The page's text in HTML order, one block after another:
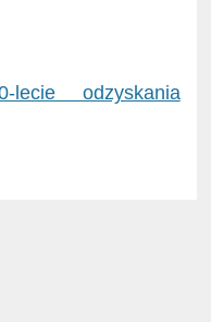
odzyskania